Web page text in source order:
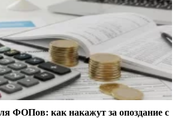
ФОПов: как накажут за опоздание с